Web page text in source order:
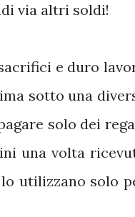
via altri soldi!
e duro
sotto una
solo dei
una volta
utilizzano solo